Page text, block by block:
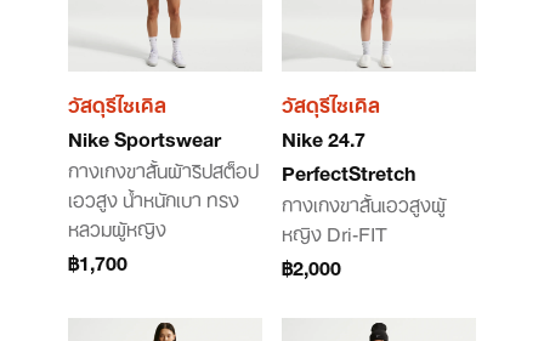
วัสดุรีไซเคิล
Nike Sportswear
กางเกงขาสั้นผ้าริปสต็อป
เอวสูง น้ำหนักเบา ทรง
หลวมผู้หญิง
฿1,700
วัสดุรีไซเคิล
Nike 24.7
PerfectStretch
กางเกงขาสั้นเอวสูงผู้
หญิง Dri-FIT
฿2,000